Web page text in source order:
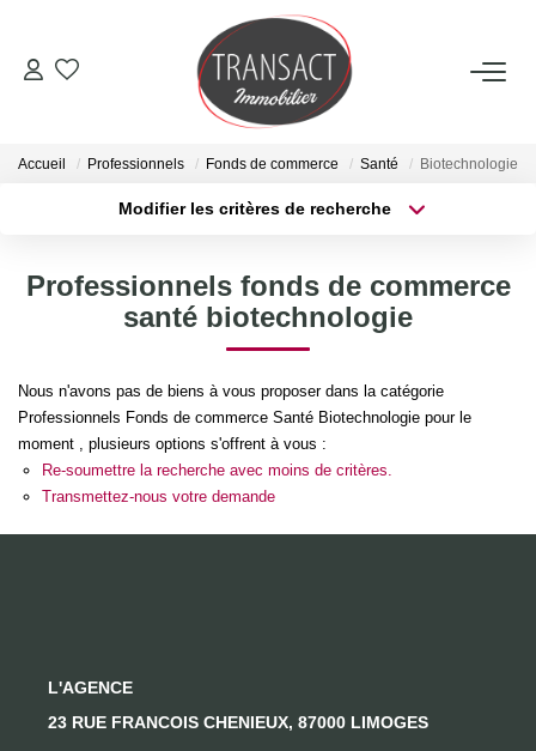
ACCUEIL
NOTRE AGENCE
Qui Sommes-Nous
Nos Actualités
Accueil Professionnels Fonds de commerce Santé Biotechnologie
Modifier les critères de recherche
Type de bien
Surface min
Créer une alerte
Professionnels fonds de commerce
santé biotechnologie
Nous n'avons pas de biens à vous proposer dans la catégorie
Professionnels Fonds de commerce Santé Biotechnologie pour le
moment , plusieurs options s'offrent à vous :
Re-soumettre la recherche avec moins de critères.
Transmettez-nous votre demande
L'AGENCE
23 RUE FRANCOIS CHENIEUX, 87000 LIMOGES